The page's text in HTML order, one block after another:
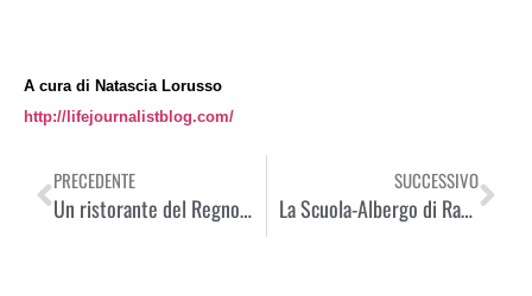
A cura di Natascia Lorusso
http://lifejournalistblog.com/
PRECEDENTE
Un ristorante del Regno Unito, specializzato in cucina italiana, ricerca un capo cuoco con esperienza
SUCCESSIVO
La Scuola-Albergo di Ranquil Norte, Provincia di Neuquèn (Argentina)